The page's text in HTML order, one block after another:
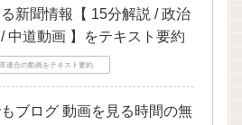
新聞情報【 15分解説 / 政治
中道動画 】をテキスト要約
連合の動画をテキスト要約
ブログ 動画を見る時間の無